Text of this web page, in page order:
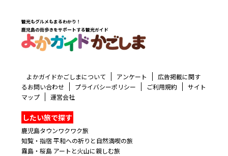
観光もグルメもまるわかり！
鹿児島の街歩きをサポートする観光ガイド
よかガイドかごしまについて アンケート
広告掲載に関す
るお問い合わせ
プライバシーポリシー ご利用規約
サイト
マップ
運営会社
したい旅で探す
鹿児島タウンワクワク旅
知覧・指宿 平和への祈りと自然満喫の旅
霧島・桜島 アートと火山に親しむ旅